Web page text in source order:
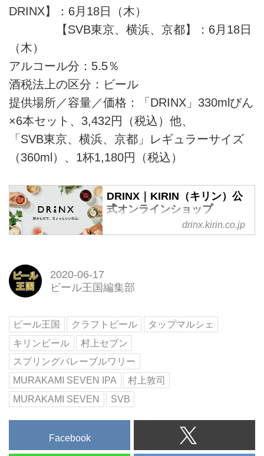
DRINX】：6月18日（木）
【SVB東京、横浜、京都】：6月18日
（木）
アルコール分：5.5％
酒税法上の区分：ビール
提供場所／容量／価格：「DRINX」330mlびん
×6本セット、3,432円（税込）他、
「SVB東京、横浜、京都」レギュラーサイズ
（360ml）、1杯1,180円（税込）
DRINX｜KIRIN（キリン）公
式オンラインショップ
KIRIN（キリン） オンラインショ
イトです。最新の特集やイベント
情報も続々お届けします。限定商
上で送料無料。
drinx.kirin.co.jp
2020-06-17
ビール王国編集部
ビール王国 クラフトビール
タップマルシェ
キリンビール
村上セブン
スプリングバレーブルワリー
MURAKAMI SEVEN IPA
村上敦司
MURAKAMI SEVEN
SVB
Facebook